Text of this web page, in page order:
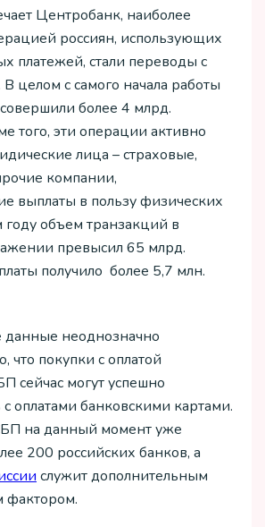
Центробанк, наиболее
россиян, использующих
платежей, стали переводы с
В целом с самого начала работы
более 4 млрд.
того, эти операции активно
лица – страховые,
компании,
выплаты в пользу физических
объем транзакций в
превысил 65 млрд.
получило более 5,7 млн.
данные неоднозначно
что покупки с оплатой
сейчас могут успешно
оплатами банковскими картами.
на данный момент уже
200 российских банков, а
служит дополнительным